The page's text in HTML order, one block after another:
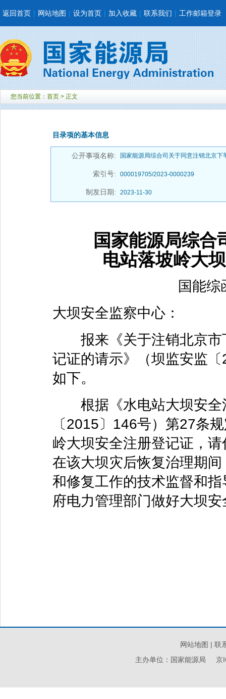
返回首页 | 网站地图 | 设为首页 | 加入收藏 | 联系我们 | 工作邮箱登录
您当前位置： 首页 > 正文
目录项的基本信息
公开事项名称: 国家能源局综合司关于同意注销北京
索引号: 000019705/2023-0000239
制发日期: 2023-11-30
国家能源局综合
电站落坡岭大
国能综
大坝安全监察中心：
报来《关于注销北京市
记证的请示》（坝监安监
如下。
根据《水电站大坝安全
〔2015〕146号）第27条
岭大坝安全注册登记证，
在该大坝灾后恢复治理期
和修复工作的技术监督和
府电力管理部门做好大坝